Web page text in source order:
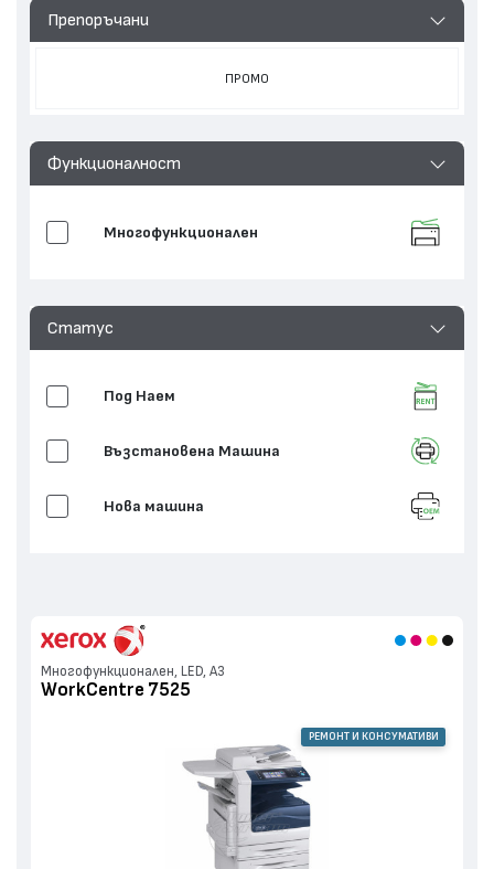
Препоръчани
ПРОМО
Функционалност
Многофункционален
Статус
Под Наем
Възстановенa Машина
Нова машина
Многофункционален, LED, А3
WorkCentre 7525
РЕМОНТ И КОНСУМАТИВИ